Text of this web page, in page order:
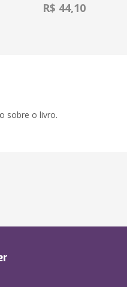
R$ 44,10
sobre o livro.